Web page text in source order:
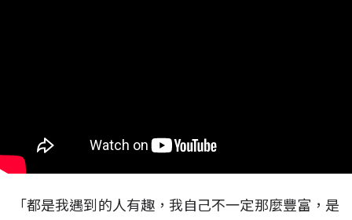
「都是我遇到的人有趣，我自己不一定那麼豐富，是